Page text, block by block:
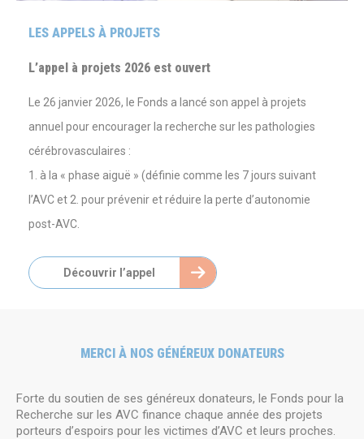
LES APPELS À PROJETS
L’appel à projets 2026 est ouvert
Le 26 janvier 2026, le Fonds a lancé son appel à projets
annuel pour encourager la recherche sur les pathologies
cérébrovasculaires :
1. à la « phase aiguë » (définie comme les 7 jours suivant
l’AVC et 2. pour prévenir et réduire la perte d’autonomie
post-AVC.
Découvrir l’appel
MERCI À NOS GÉNÉREUX DONATEURS
Forte du soutien de ses généreux donateurs, le Fonds pour la
Recherche sur les AVC finance chaque année des projets
porteurs d’espoirs pour les victimes d’AVC et leurs proches.